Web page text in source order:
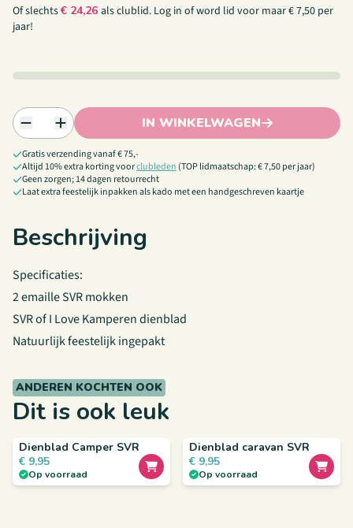
Of slechts€ 24,26 als clublid. Log in ofword lid voor maar € 7,50 per
jaar!
IN WINKELWAGEN
Gratis verzending vanaf € 75,-
Altijd 10% extra korting voorclubleden (TOP lidmaatschap: € 7,50 per jaar)
Geen zorgen; 14 dagen retourrecht
Laat extra feestelijk inpakken als kado met een handgeschreven kaartje
Beschrijving
Specificaties:
2 emaille SVR mokken
SVR of I Love Kamperen dienblad
Natuurlijk feestelijk ingepakt
ANDEREN KOCHTEN OOK
Dit is ook leuk
Dienblad Camper SVR
Op voorraad
€ 9,95
Dienblad caravan SVR
Op voorraad
€ 9,95